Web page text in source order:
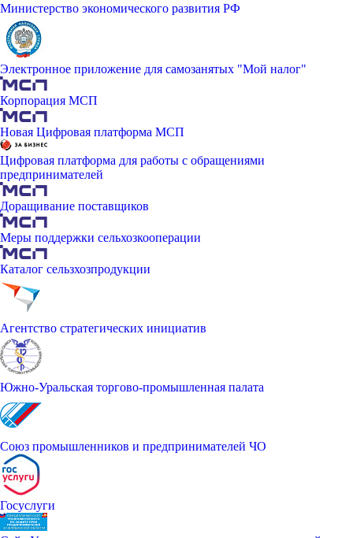
Министерство экономического развития РФ
Электронное приложение для самозанятых "Мой налог"
Корпорация МСП
Новая Цифровая платформа МСП
Цифровая платформа для работы с обращениями
предпринимателей
Доращивание поставщиков
Меры поддержки сельхозкооперации
Каталог сельзхозпродукции
Агентство стратегических инициатив
Южно-Уральская торгово-промышленная палата
Союз промышленников и предпринимателей ЧО
Госуслуги